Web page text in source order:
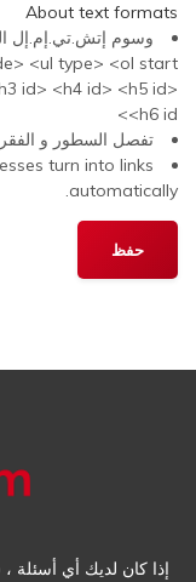
About text formats
<ul type> <ol start
id> <h4 id> <h5 id>
<h6 id>
تفصل السطور و
turn into links
automatically.
إذا كان لديك أي أسئلة